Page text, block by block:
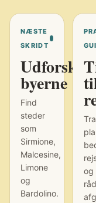
NÆSTE
SKRIDT
Udforsk
byerne
Find
steder
som
Sirmione,
Malcesine,
Limone
og
Bardolino.
og